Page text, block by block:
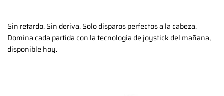
Sin retardo. Sin deriva. Solo disparos perfectos a la cabeza.
Domina cada partida con la tecnología de joystick del mañana,
disponible hoy.